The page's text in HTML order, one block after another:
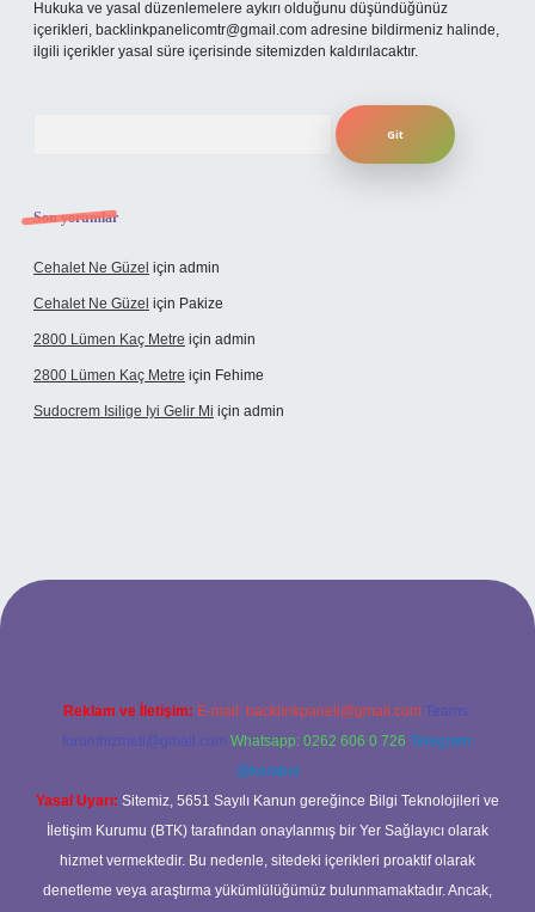
Hukuka ve yasal düzenlemelere aykırı olduğunu düşündüğünüz
içerikleri, backlinkpanelicomtr@gmail.com adresine bildirmeniz halinde,
ilgili içerikler yasal süre içerisinde sitemizden kaldırılacaktır.
Son yorumlar
Cehalet Ne Güzel için admin
Cehalet Ne Güzel için Pakize
2800 Lümen Kaç Metre için admin
2800 Lümen Kaç Metre için Fehime
Sudocrem Isilige Iyi Gelir Mi için admin
Reklam ve İletişim: E-mail: backlinkpaneli@gmail.com Teams:
forumhizmeti@gmail.com Whatsapp: 0262 606 0 726 Telegram:
@karabul
Yasal Uyarı: Sitemiz, 5651 Sayılı Kanun gereğince Bilgi Teknolojileri ve
İletişim Kurumu (BTK) tarafından onaylanmış bir Yer Sağlayıcı olarak
hizmet vermektedir. Bu nedenle, sitedeki içerikleri proaktif olarak
denetleme veya araştırma yükümlülüğümüz bulunmamaktadır. Ancak,